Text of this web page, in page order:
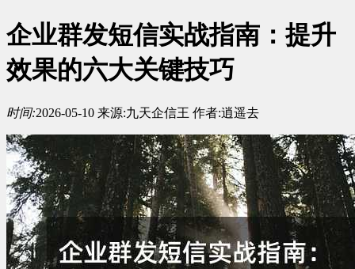
企业群发短信实战指南：提升
效果的六大关键技巧
时间:2026-05-10 来源:九天企信王 作者:逍遥去